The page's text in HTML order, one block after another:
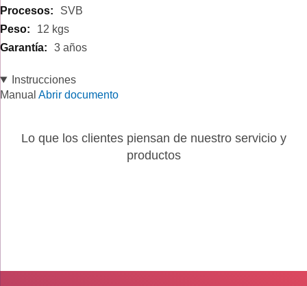
SVB
12 kgs
3 años
Instrucciones
Manual Abrir documento
Lo que los clientes piensan de nuestro servicio y
productos